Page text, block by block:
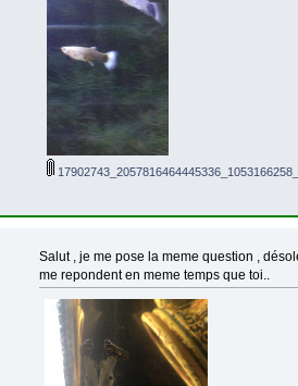
Salut , je me pose la meme question ,
me repondent en meme temps que toi..